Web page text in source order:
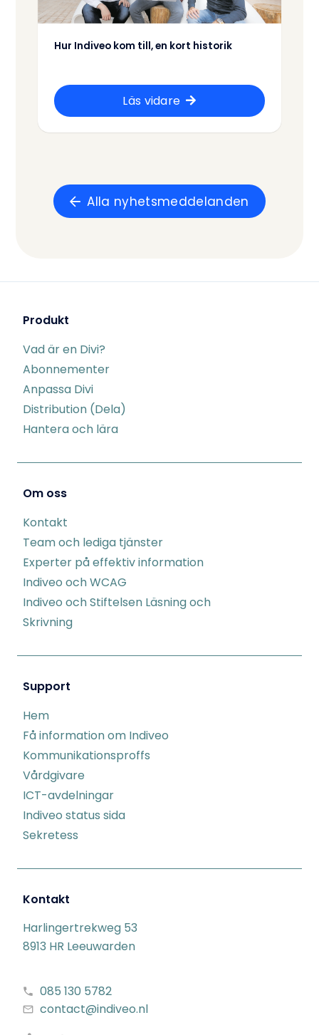
Hur Indiveo kom till, en kort historik
Läs vidare
Alla nyhetsmeddelanden
Produkt
Vad är en Divi?
Abonnementer
Anpassa Divi
Distribution (Dela)
Hantera och lära
Om oss
Kontakt
Team och lediga tjänster
Experter på effektiv information
Indiveo och WCAG
Indiveo och Stiftelsen Läsning och
Skrivning
Support
Hem
Få information om Indiveo
Kommunikationsproffs
Vårdgivare
ICT-avdelningar
Indiveo status sida
Sekretess
Kontakt
Harlingertrekweg 53
8913 HR Leeuwarden
085 130 5782
contact@indiveo.nl